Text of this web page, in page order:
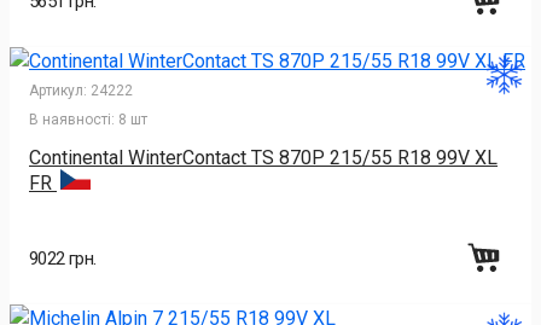
Артикул: 24222
В наявності: 8 шт
Continental WinterContact TS 870P 215/55 R18 99V XL
FR
9022 грн.